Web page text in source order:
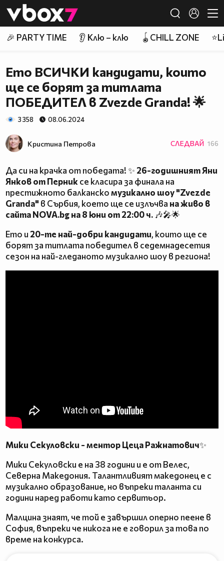
👾
🎉 PARTY TIME 👂 Клю – клю 🪀CHILL ZONE
Ето ВСИЧКИ кандидати, които
ще се борят за титлата
ПОБЕДИТЕЛ в Zvezde Granda! 🌟
3 358 08.06.2024
Кристина Петрова СЛЕДВАЙ 166
Да си на крачка от победата! ✨ 26-годишният Яни
Янков от Перниксе класира за финала на
престижното балканскомузикално шоу "Zvezde
Granda" в Сърбия, което ще се излъчва на живо в
сайта NOVA.bg на 8 юни от 22:00 ч. 🎶🎤🌟
Ето и 20-те най-добри кандидати, които ще се
борят за титлата победител в седемнадесетия
сезон на най-гледаното музикално шоу в региона!
Мики Секуловски - ментор Цеца Ражнатович✨
Мики Секуловски е на 38 години и е от Велес,
Северна Македония. Талантливият македонец е с
музикално образование, но въпреки таланта си
години наред работи като сервитьор.
Малцина знаят, че той е завършил оперно пеене в
София, въпреки че никога не е говорил за това по
време на конкурса.